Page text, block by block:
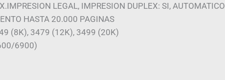
LEGAL, IMPRESION DUPLEX: SI, AUTOMATICO
HASTA 20.000 PAGINAS
(8K), 3479 (12K), 3499 (20K)
6900)